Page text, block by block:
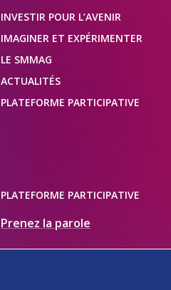
INVESTIR POUR L’AVENIR
IMAGINER ET EXPÉRIMENTER
LE SMMAG
ACTUALITÉS
PLATEFORME PARTICIPATIVE
PLATEFORME PARTICIPATIVE
Prenez la parole